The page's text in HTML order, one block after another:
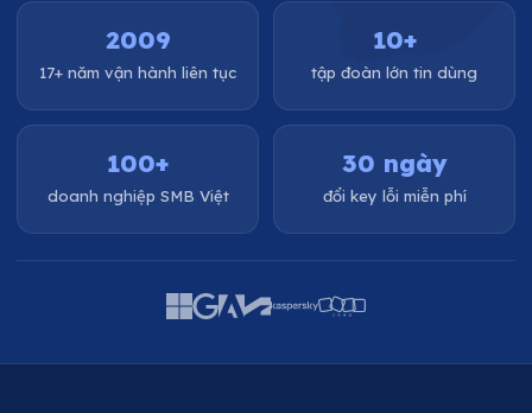
2009
17+ năm vận hành liên tục
10+
tập đoàn lớn tin dùng
100+
doanh nghiệp SMB Việt
30 ngày
đổi key lỗi miễn phí